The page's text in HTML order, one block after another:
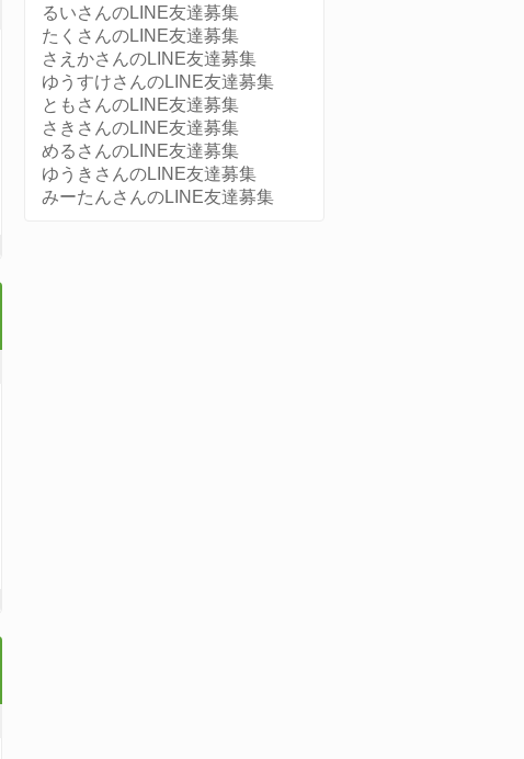
るいさんのLINE友達募集
たくさんのLINE友達募集
さえかさんのLINE友達募集
ゆうすけさんのLINE友達募集
ともさんのLINE友達募集
さきさんのLINE友達募集
めるさんのLINE友達募集
ゆうきさんのLINE友達募集
みーたんさんのLINE友達募集